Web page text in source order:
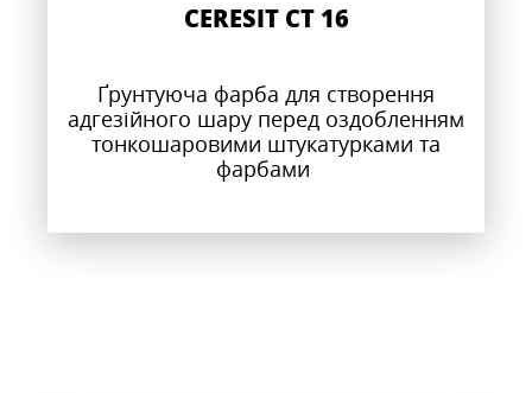
CERESIT CT 16
Ґрунтуюча фарба для створення
адгезійного шару перед оздобленням
тонкошаровими штукатурками та
фарбами